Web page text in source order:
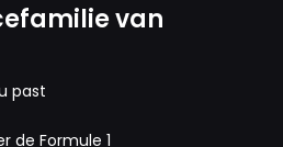
van
past
de Formule 1